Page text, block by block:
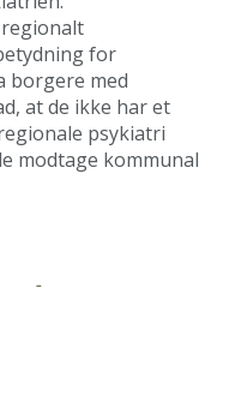
for
borgere med
at de ikke har et
psykiatri
modtage kommunal